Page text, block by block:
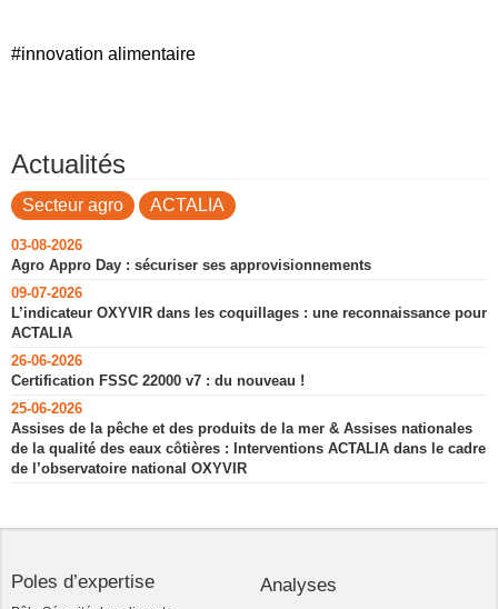
#innovation alimentaire
Actualités
Secteur agro ACTALIA
03-08-2026
Agro Appro Day : sécuriser ses approvisionnements
09-07-2026
L’indicateur OXYVIR dans les coquillages : une reconnaissance pour
ACTALIA
26-06-2026
Certification FSSC 22000 v7 : du nouveau !
25-06-2026
Assises de la pêche et des produits de la mer & Assises nationales
de la qualité des eaux côtières : Interventions ACTALIA dans le cadre
de l’observatoire national OXYVIR
Poles d’expertise
Analyses